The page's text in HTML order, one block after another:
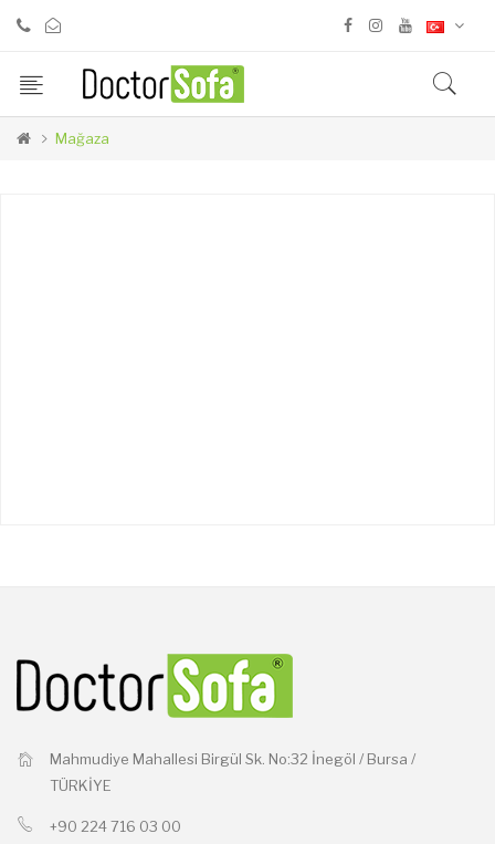
Mağaza
Mahmudiye Mahallesi Birgül Sk. No:32 İnegöl / Bursa /
TÜRKİYE
+90 224 716 03 00